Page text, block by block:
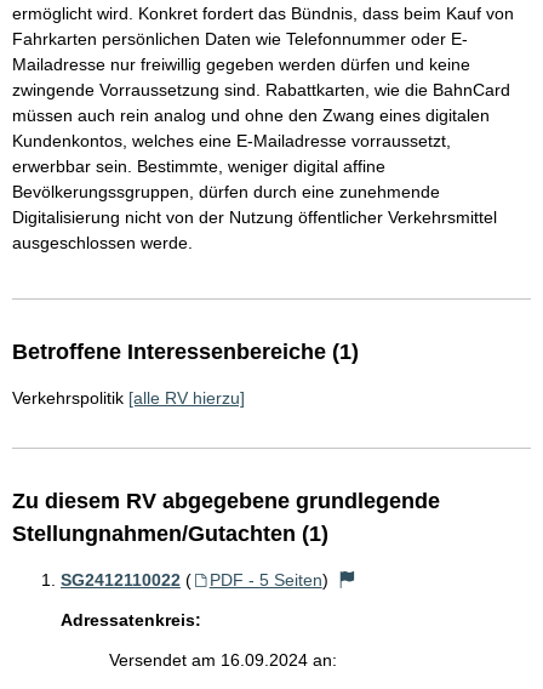
ermöglicht wird. Konkret fordert das Bündnis, dass beim Kauf von
Fahrkarten persönlichen Daten wie Telefonnummer oder E-
Mailadresse nur freiwillig gegeben werden dürfen und keine
zwingende Vorraussetzung sind. Rabattkarten, wie die BahnCard
müssen auch rein analog und ohne den Zwang eines digitalen
Kundenkontos, welches eine E-Mailadresse vorraussetzt,
erwerbbar sein. Bestimmte, weniger digital affine
Bevölkerungssgruppen, dürfen durch eine zunehmende
Digitalisierung nicht von der Nutzung öffentlicher Verkehrsmittel
ausgeschlossen werde.
Betroffene Interessenbereiche (1)
Verkehrspolitik [alle RV hierzu]
Zu diesem RV abgegebene grundlegende
Stellungnahmen/Gutachten (1)
SG2412110022 ( PDF - 5 Seiten)
Adressatenkreis:
Versendet am 16.09.2024 an: